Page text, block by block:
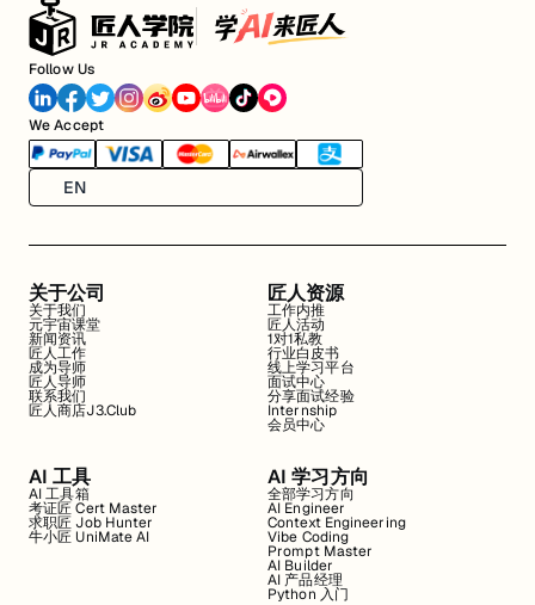
Follow Us
We Accept
EN
关于公司
关于我们
元宇宙课堂
新闻资讯
匠人工作
成为导师
匠人导师
联系我们
匠人商店J3.Club
匠人资源
工作内推
匠人活动
1对1私教
行业白皮书
线上学习平台
面试中心
分享面试经验
Internship
会员中心
AI 工具
AI 工具箱
考证匠 Cert Master
求职匠 Job Hunter
牛小匠 UniMate AI
AI 学习方向
全部学习方向
AI Engineer
Context Engineering
Vibe Coding
Prompt Master
AI Builder
AI 产品经理
Python 入门